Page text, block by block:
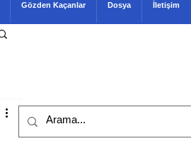
Gözden Kaçanlar Dosya İletişim